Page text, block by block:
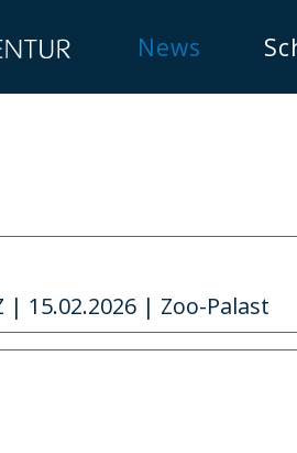
News
| 15.02.2026 | Zoo-Palast